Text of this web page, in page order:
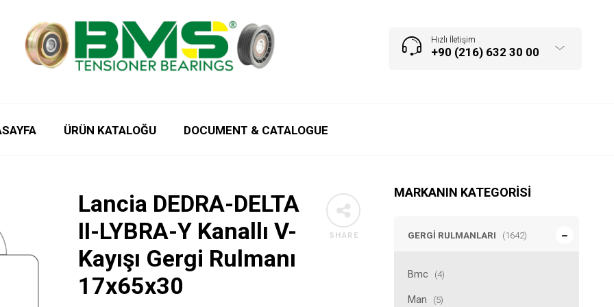
Hızlı İletişim
+90 (216) 632 30 00
ÜRÜN KATALOĞU DOCUMENT & CATALOGUE
MARKANIN KATEGORISI
GERGI RULMANLARI (1642)
Bmc (4)
Man (5)
SHARE
Lancia DEDRA-DELTA
II-LYBRA-Y Kanallı V-
Kayışı Gergi Rulmanı
17x65x30